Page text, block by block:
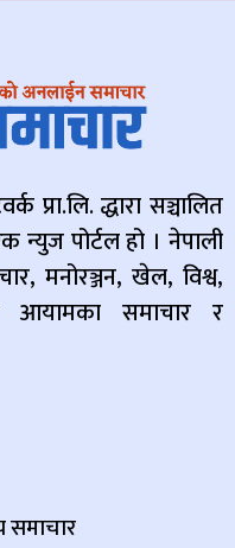
प्रा.लि. द्धारा सञ्चालित
न्युज पोर्टल हो । नेपाली
मनोरञ्जन, खेल, विश्व,
आयामका समाचार र
समाचार